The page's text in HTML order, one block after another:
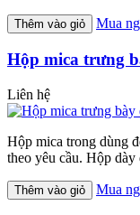
Thêm vào giỏ Mua
Hộp mica trưng
Liên hệ
Hộp mica trong dùng
theo yêu cầu. Hộp
Thêm vào giỏ Mua